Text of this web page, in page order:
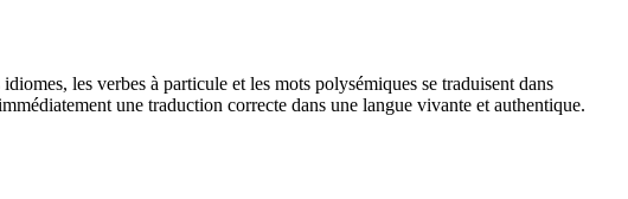
les verbes à particule et les mots polysémiques se traduisent dans
une traduction correcte dans une langue vivante et authentique.